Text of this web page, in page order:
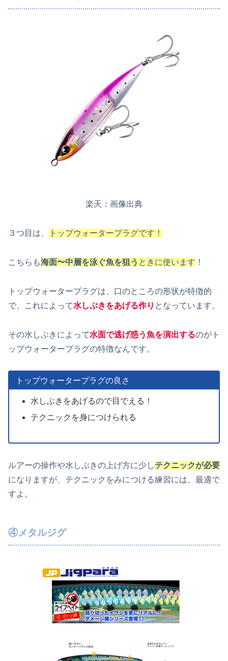
楽天：画像出典
３つ目は、 トップウォータープラグです！
こちらも海面〜中層を泳ぐ魚を狙う ときに使います ！
トップウォータープラグは、口のところの形状が特徴的
で、これによって水しぶきをあげる作り となっています。
その水しぶきによって水面で逃げ惑う魚を演出するのがト
ップウォータープラグの特徴なんです。
トップウォータープラグの良さ
水しぶきをあげるので目でえる！
テクニックを身につけられる
ルアーの操作や水しぶきの上げ方に少しテクニックが必要
になりますが、テクニックをみにつける練習には、最適で
すよ。
④メタルジグ